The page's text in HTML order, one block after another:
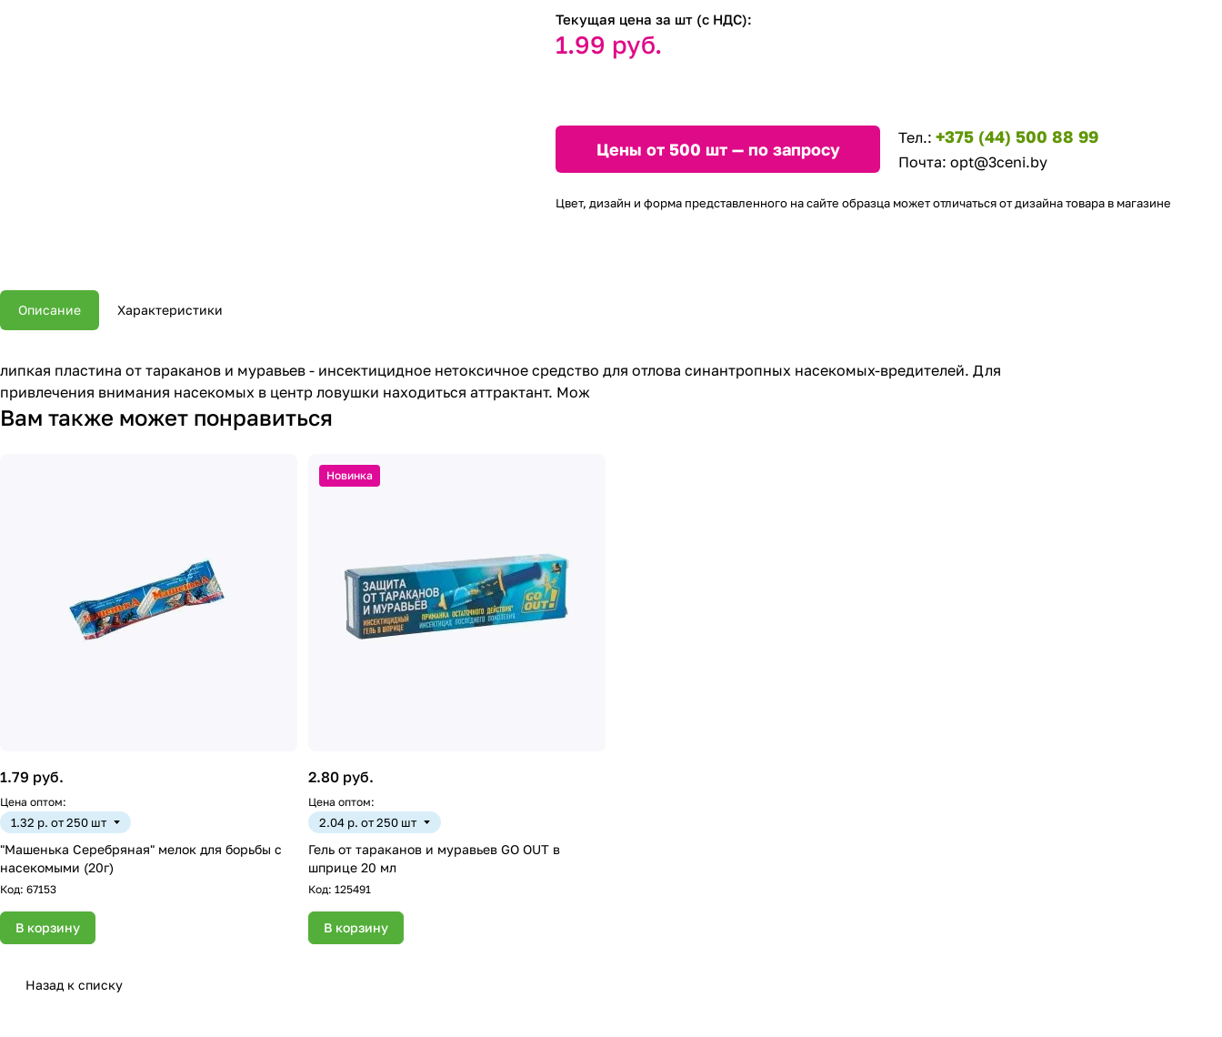
Текущая цена за шт (с НДС):
1.99 руб.
Цены от 500 шт — по запросу
Тел.: +375 (44) 500 88 99
Почта: opt@3ceni.by
Цвет, дизайн и форма представленного на сайте образца может отличаться от дизайна товара в магазине
Описание Характеристики
липкая пластина от тараканов и муравьев - инсектицидное нетоксичное средство для отлова синантропных насекомых-вредителей. Для
привлечения внимания насекомых в центр ловушки находиться аттрактант. Мож
Вам также может понравиться
1.79 руб.
Цена оптом:
1.32 р. от 250 шт
"Машенька Серебряная" мелок для борьбы с
насекомыми (20г)
Код: 67153
В корзину
Новинка
2.80 руб.
Цена оптом:
2.04 р. от 250 шт
Гель от тараканов и муравьев GO OUT в
шприце 20 мл
Код: 125491
В корзину
Назад к списку